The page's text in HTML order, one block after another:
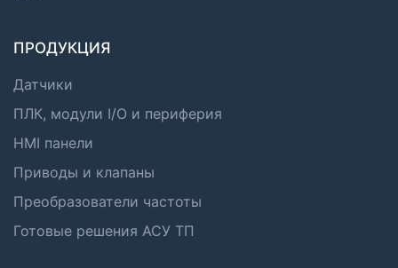
ПРОДУКЦИЯ
Датчики
ПЛК, модули I/O и периферия
HMI панели
Приводы и клапаны
Преобразователи частоты
Готовые решения АСУ ТП